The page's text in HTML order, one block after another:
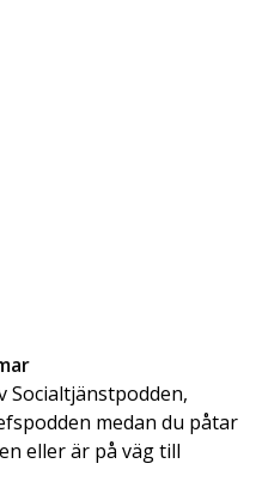
Socialtjänstpodden,
medan du påtar
eller är på väg till